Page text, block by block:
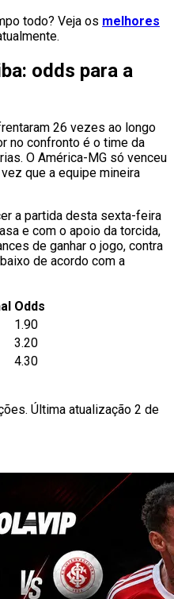
todo? Veja os melhores
odds para a
26 vezes ao longo
no confronto é o time da
O América-MG só venceu
que a equipe mineira
a partida desta sexta-feira
e com o apoio da torcida,
de ganhar o jogo, contra
de acordo com a
Odds
1.90
3.20
4.30
Última atualização 2 de